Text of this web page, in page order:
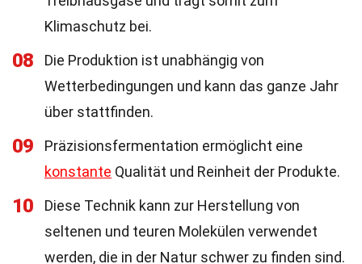
Klimaschutz bei.
08
Die Produktion ist unabhängig von
Wetterbedingungen und kann das ganze Jahr
über stattfinden.
09
Präzisionsfermentation ermöglicht eine
konstante Qualität und Reinheit der Produkte.
10
Diese Technik kann zur Herstellung von
seltenen und teuren Molekülen verwendet
werden, die in der Natur schwer zu finden sind.